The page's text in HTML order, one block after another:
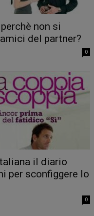
non si
del partner?
0
il diario
per sconfiggere lo
0